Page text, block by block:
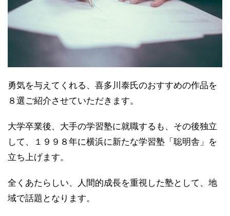
勇気を与えてくれる、喜多川泰氏のおすすめの作品を
８選ご紹介させていただきます。
大学卒業後、大手の学習塾に就職するも、その後独立
して、１９９８年に横浜に新たな学習塾「聡明舎」を
立ち上げます。
全くあたらしい、人間的成長を重視した塾として、地
域で話題となります。